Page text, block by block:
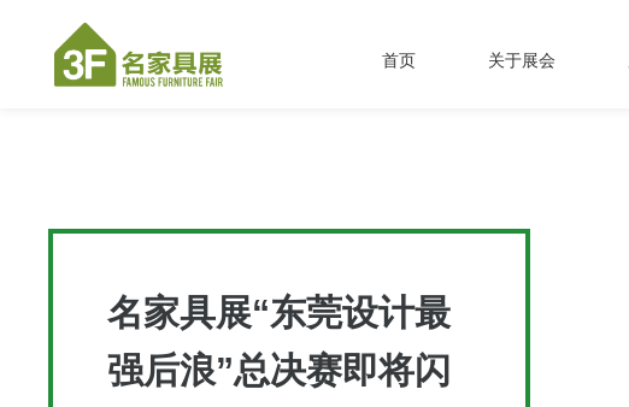
首页 关于展会
名家具展“东莞设计最
强后浪”总决赛即将闪